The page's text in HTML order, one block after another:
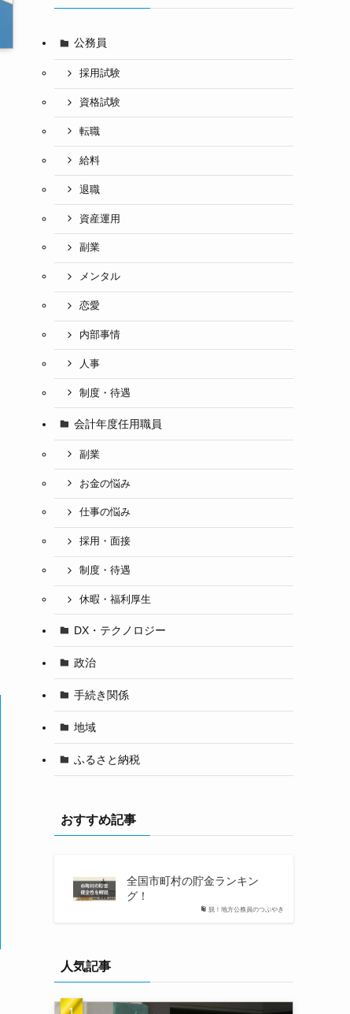
公務員
採用試験
資格試験
転職
給料
退職
資産運用
副業
メンタル
恋愛
内部事情
人事
制度・待遇
会計年度任用職員
副業
お金の悩み
仕事の悩み
採用・面接
制度・待遇
休暇・福利厚生
DX・テクノロジー
政治
手続き関係
地域
ふるさと納税
おすすめ記事
脱！地方公務員のつぶやき
全国市町村の貯金ランキン
グ！
人気記事